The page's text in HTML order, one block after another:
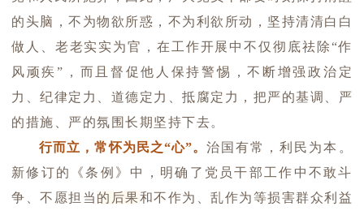
的头脑，不为物欲所惑，不为利欲所动，坚持清清白白
做人、老老实实为官，在工作开展中不仅彻底祛除“作
风顽疾”，而且督促他人保持警惕，不断增强政治定
力、纪律定力、道德定力、抵腐定力，把严的基调、严
的措施、严的氛围长期坚持下去。
行而立，常怀为民之“心”。治国有常，利民为本。
新修订的《条例》中，明确了党员干部工作中不敢斗
争、不愿担当 的后果和不作为、乱作为等损害群众利益